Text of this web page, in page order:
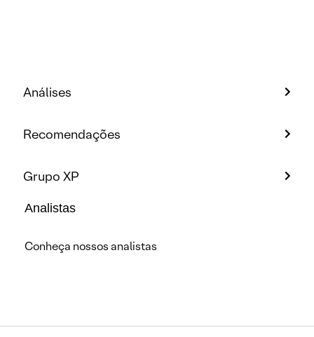
Análises
Recomendações
Grupo XP
Analistas
Conheça nossos analistas